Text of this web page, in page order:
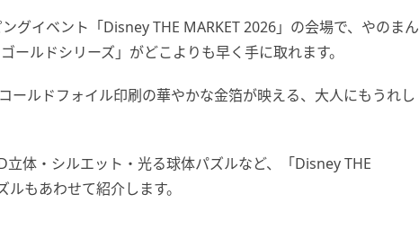
グイベント「Disney THE MARKET 2026」の会場で、やのまん
ールドシリーズ」がどこよりも早く手に取れます。
ールドフォイル印刷の華やかな金箔が映える、大人にもうれし
体・シルエット・光る球体パズルなど、「Disney THE
もあわせて紹介します。